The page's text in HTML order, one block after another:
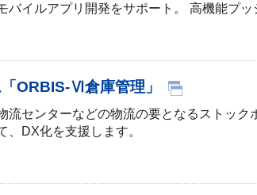
バイルアプリ開発をサポート。 高機能プ
ORBIS-Ⅵ倉庫管理」
流センターなどの物流の要となるストッ
、DX化を支援します。